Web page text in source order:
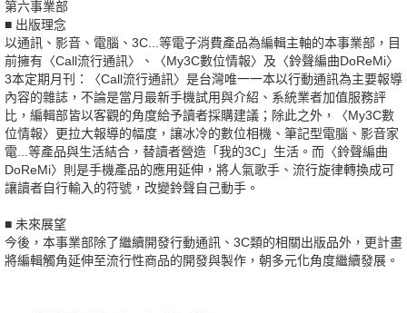
第六事業部
■ 出版理念
以通訊、影音、電腦、3C...等電子消費產品為編輯主軸的本事業部，目
前擁有〈Call流行通訊〉、〈My3C數位情報〉及〈鈴聲編曲DoReMi〉
3本定期月刊：〈Call流行通訊〉是台灣唯一一本以行動通訊為主要報導
內容的雜誌，不論是當月最新手機試用與介紹、系統業者加值服務評
比，編輯部皆以客觀的角度給予讀者採購建議；除此之外，〈My3C數
位情報〉更拉大報導的幅度，讓冰冷的數位相機、筆記型電腦、影音家
電...等產品與生活結合，替讀者營造「我的3C」生活。而〈鈴聲編曲
DoReMi〉則是手機產品的應用延伸，將人氣歌手、流行旋律轉換成可
讓讀者自行輸入的符號，改變鈴聲自己動手。
■ 未來展望
今後，本事業部除了繼續開發行動通訊、3C類的相關出版品外，更計畫
將編輯觸角延伸至流行性商品的開發與製作，朝多元化角度繼續發展。